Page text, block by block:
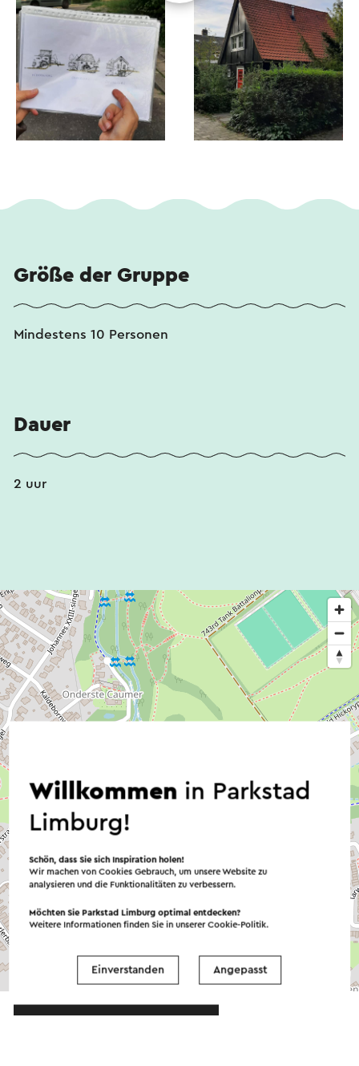
Größe der Gruppe
Mindestens 10 Personen
Dauer
2 uur
OpenStreetMap
→ Planen Sie Ihre Route
Willkommen in Parkstad
Limburg!
Schön, dass Sie sich Inspiration holen!
Wir machen von Cookies Gebrauch, um unsere Website zu
analysieren und die Funktionalitäten zu verbessern.
Möchten Sie Parkstad Limburg optimal entdecken?
Weitere Informationen finden Sie in unsererCookie-Politik.
Einverstanden Angepasst